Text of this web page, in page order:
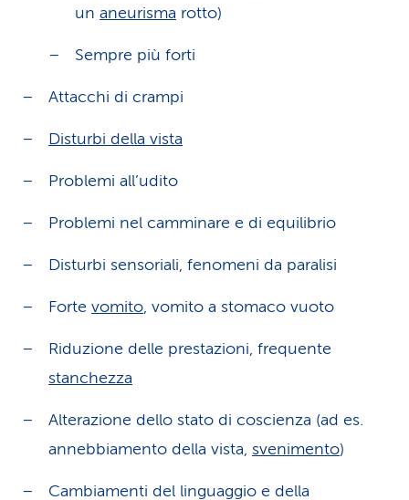
un aneurisma rotto)
Sempre più forti
Attacchi di crampi
Disturbi della vista
Problemi all’udito
Problemi nel camminare e di equilibrio
Disturbi sensoriali, fenomeni da paralisi
Forte vomito, vomito a stomaco vuoto
Riduzione delle prestazioni, frequente
stanchezza
Alterazione dello stato di coscienza (ad es.
annebbiamento della vista, svenimento)
Cambiamenti del linguaggio e della